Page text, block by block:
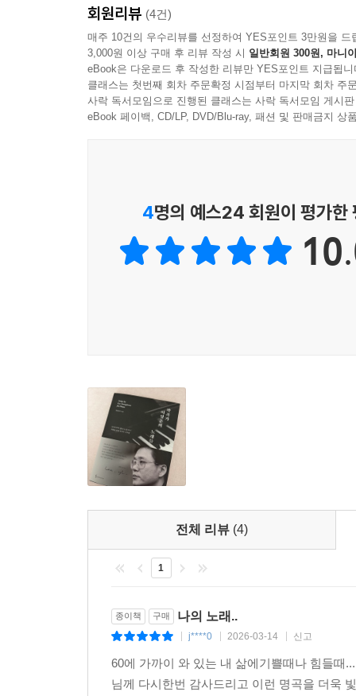
회원리뷰 (4건)
매주 10건의 우수리뷰를 선정하여 YES포인트 3만원을 드
3,000원 이상 구매 후 리뷰 작성 시 일반회원 300원, 마니
eBook은 다운로드 후 작성한 리뷰만 YES포인트 지급됩니
클래스는 첫번째 회차 주문확정 시점부터 마지막 회차 주
사락 독서모임으로 진행된 클래스는 사락 독서모임 게시
eBook 페이백, CD/LP, DVD/Blu-ray, 패션 및 판매금지 상
4명의 예스24 회원이 평가한
전체 리뷰 (4)
1
종이책 구매 나의 노래..
j****0 2026-03-14 신고
60에 가까이 와 있는 내 삶에기쁠때나 힘들때
님께 다시한번 감사드리고 이런 명곡을 더욱